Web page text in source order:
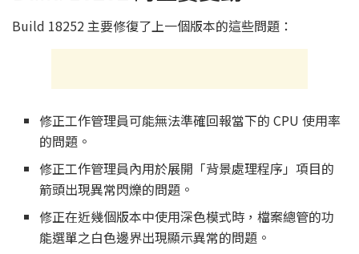
Build 18252 主要修復了上一個版本的這些問題：
修正工作管理員可能無法準確回報當下的 CPU 使用率
的問題。
修正工作管理員內用於展開「背景處理程序」項目的
箭頭出現異常閃爍的問題。
修正在近幾個版本中使用深色模式時，檔案總管的功
能選單之白色邊界出現顯示異常的問題。